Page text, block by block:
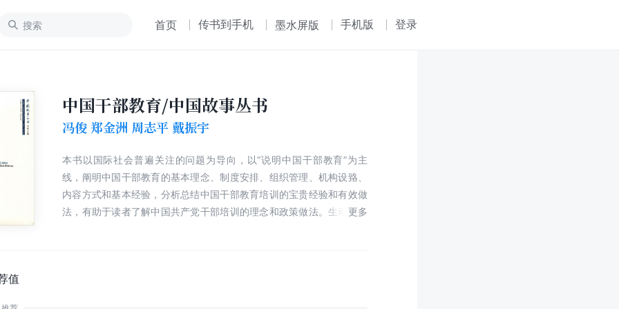
首页 传书到手机 墨水屏版 手机版 登录
中国干部教育/中国故事丛书
冯俊 郑金洲 周志平 戴振宇
本书以国际社会普遍关注的问题为导向，以“说明中国干部教育”为主
线，阐明中国干部教育的基本理念、制度安排、组织管理、机构设臵、
内容方式和基本经验，分析总结中国干部教育培训的宝贵经验和有效做
法，有助于读者了解中国共产党干部培训的理念和政策做法。生动地诠
值